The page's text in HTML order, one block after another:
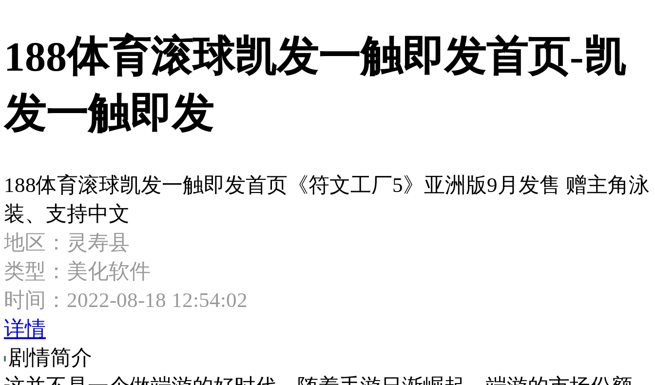
188体育滚球凯发一触即发首页-凯
发一触即发
188体育滚球凯发一触即发首页《符文工厂5》亚洲版9月发售 赠主角泳
装、支持中文
地区：灵寿县
类型：美化软件
时间：2022-08-18 12:54:02
详情
剧情简介